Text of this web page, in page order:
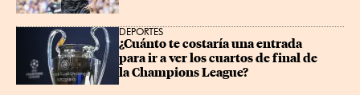
DEPORTES
¿Cuánto te costaría una entrada
para ir a ver los cuartos de final de
la Champions League?